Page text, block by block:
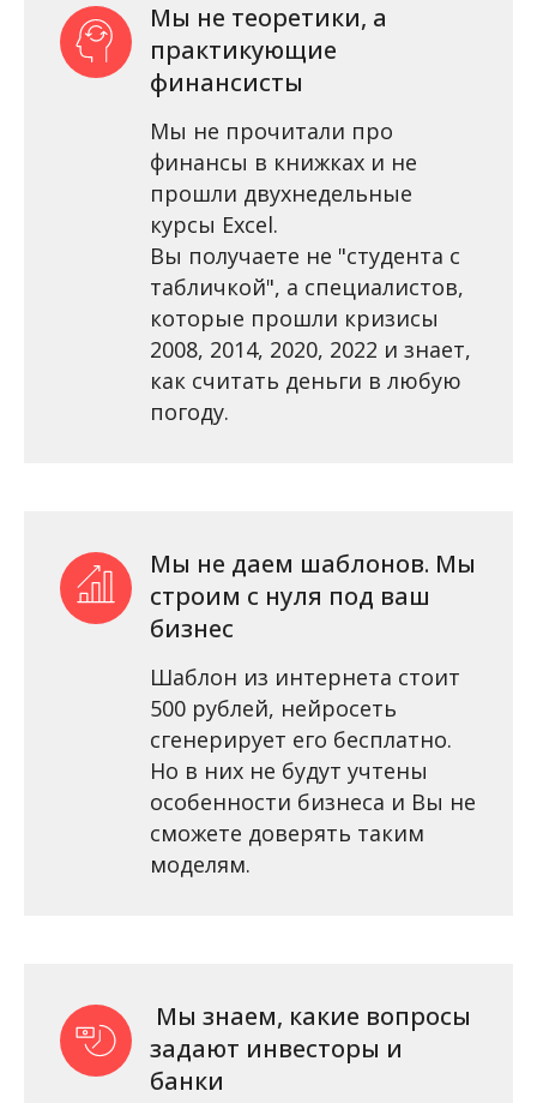
Мы не теоретики, а
практикующие
финансисты
Мы не прочитали про
финансы в книжках и не
прошли двухнедельные
курсы Excel.
Вы получаете не "студента с
табличкой", а специалистов,
которые прошли кризисы
2008, 2014, 2020, 2022 и знает,
как считать деньги в любую
погоду.
Мы не даем шаблонов. Мы
строим с нуля под ваш
бизнес
Шаблон из интернета стоит
500 рублей, нейросеть
сгенерирует его бесплатно.
Но в них не будут учтены
особенности бизнеса и Вы не
сможете доверять таким
моделям.
Мы знаем, какие вопросы
задают инвесторы и
банки